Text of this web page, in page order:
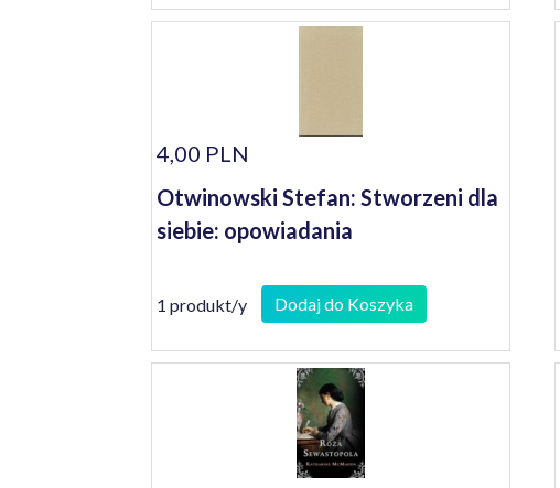
4,00 PLN
Otwinowski Stefan: Stworzeni dla
siebie: opowiadania
1 produkt/y Dodaj do Koszyka